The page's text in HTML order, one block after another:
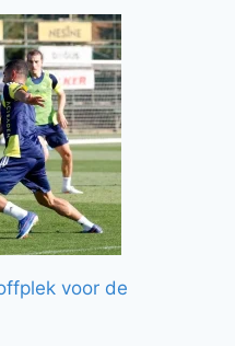
voor de